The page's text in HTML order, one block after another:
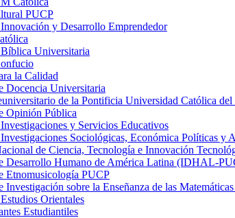
PUCP
y Desarrollo Emprendedor
Universitaria
la Calidad
Docencia Universitaria
de la Pontificia Universidad Católica del
Opinión Pública
y Servicios Educativos
Sociológicas, Económica Políticas y
de Ciencia, Tecnología e Innovación
Desarrollo Humano de América Latina (IDHAL-
Etnomusicología PUCP
Investigación sobre la Enseñanza de las
Orientales
Estudiantiles